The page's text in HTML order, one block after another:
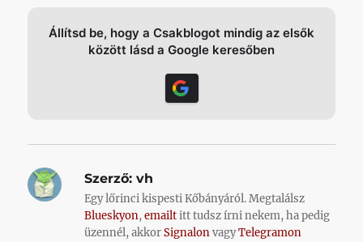
Állítsd be, hogy a Csakblogot mindig az elsők
között lásd a Google keresőben
Szerző: vh
Egy lőrinci kispesti Kőbányáról. Megtalálsz
Blueskyon,emailtitt tudsz írni nekem, ha pedig
üzennél, akkorSignalonvagyTelegramon